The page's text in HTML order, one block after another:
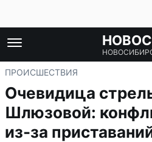
ПРОИСШЕСТВИЯ
Очевидица
Шлюзовой:
из-за